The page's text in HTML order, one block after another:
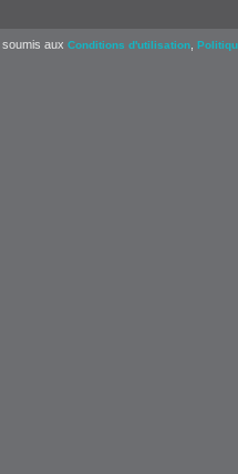
aux Conditions d'utilisation